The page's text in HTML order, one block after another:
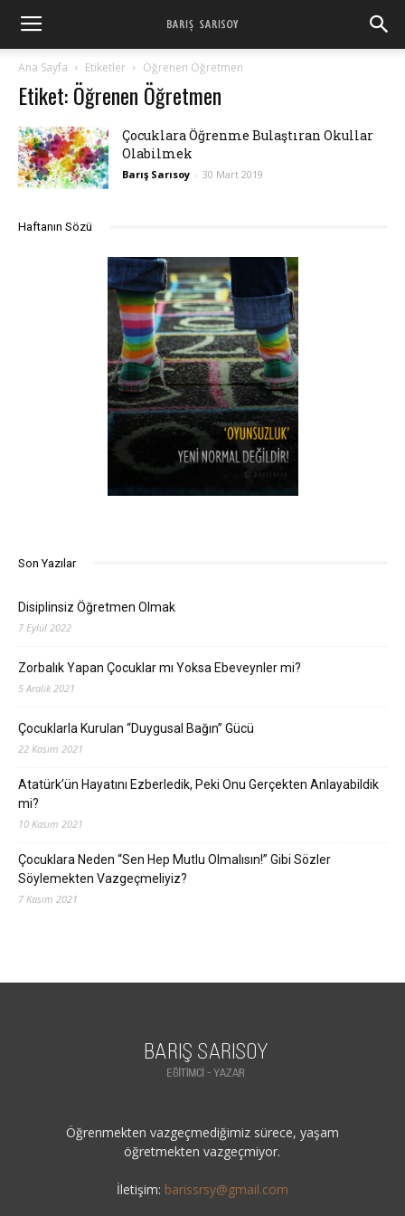
Barış
Ana Sayfa Etiketler Öğrenen Öğretmen
Etiket: Öğrenen Öğretmen
Çocuklara Öğrenme Bulaştıran Okullar
Olabilmek
Barış Sarısoy - 30 Mart 2019
Haftanın Sözü
Son Yazılar
Disiplinsiz Öğretmen Olmak
7 Eylül 2022
Zorbalık Yapan Çocuklar mı Yoksa Ebeveynler mi?
5 Aralık 2021
Çocuklarla Kurulan “Duygusal Bağın” Gücü
22 Kasım 2021
Atatürk’ün Hayatını Ezberledik, Peki Onu Gerçekten Anlayabildik
mi?
10 Kasım 2021
Çocuklara Neden “Sen Hep Mutlu Olmalısın!” Gibi Sözler
Söylemekten Vazgeçmeliyiz?
7 Kasım 2021
Öğrenmekten vazgeçmediğimiz sürece, yaşam
öğretmekten vazgeçmiyor.
İletişim: barissrsy@gmail.com